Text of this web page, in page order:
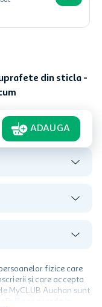
din sticla -
ADAUGA
fizice care
și care accepta
MyCLUB Auchan sunt
se acorda in